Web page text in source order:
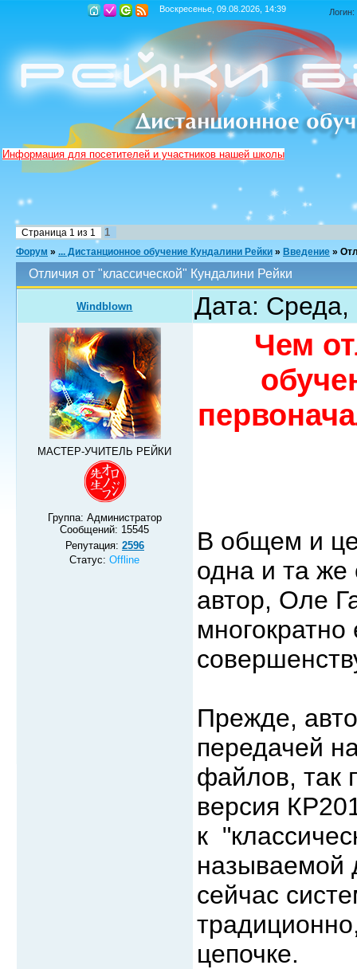
Воскресенье, 09.08.2026, 14:39 Логин:
Информация для посетителей и участников нашей школы
Страница 1 из 1 1
Форум » ... Дистанционное обучение Кундалини Рейки » Введение »
Отличия от "классической" Кундалини Рейки
Windblown Дата:
МАСТЕР-УЧИТЕЛЬ РЕЙКИ
Группа: Администратор
Сообщений: 15545
Репутация: 2596
Статус:Offline
Чем
В общем и
одна и та же
автор, Оле
Прежде,
передачей
файлов, так
версия
к
называемой
сейчас
цепочке.